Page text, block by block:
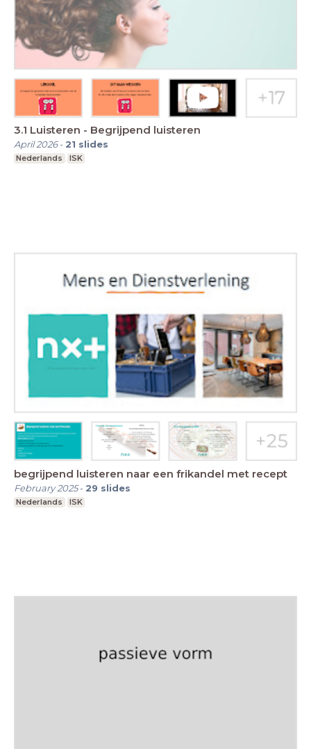
3.1 Luisteren - Begrijpend luisteren
April 2026- 21 slides
Nederlands ISK
begrijpend luisteren naar een frikandel met recept
February 2025- 29 slides
Nederlands ISK